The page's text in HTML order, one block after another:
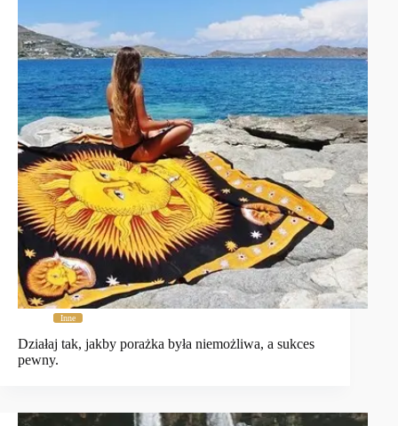
Inne
Działaj tak, jakby porażka była niemożliwa, a sukces
pewny.